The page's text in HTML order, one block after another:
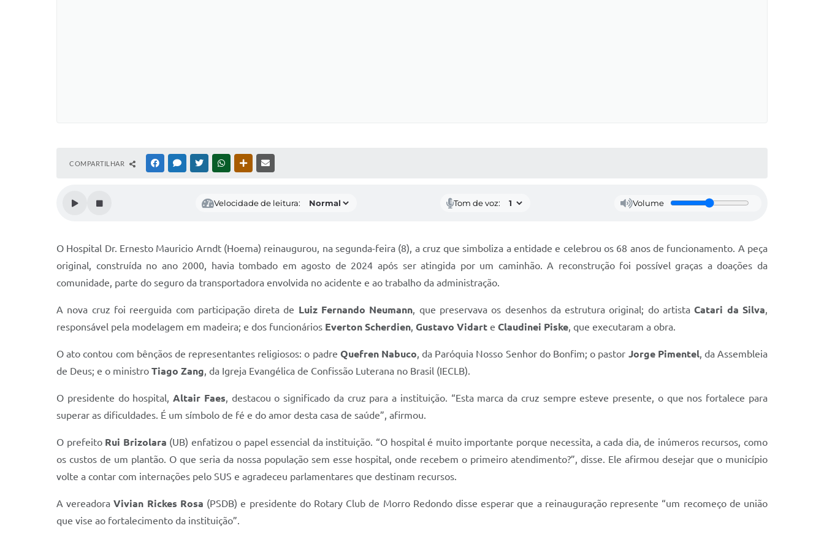
COMPARTILHAR FACEBOOKMESSENGER
TWITTERWHATSAPPOUTRAS MÍDIAS
Velocidade de leitura: Tom de voz: Volume
O Hospital Dr. Ernesto Mauricio Arndt (Hoema) reinaugurou, na segunda-feira (8), a cruz que simboliza a entidade e celebrou os 68 anos de funcionamento. A peça
original, construída no ano 2000, havia tombado em agosto de 2024 após ser atingida por um caminhão. A reconstrução foi possível graças a doações da
comunidade, parte do seguro da transportadora envolvida no acidente e ao trabalho da administração.
A nova cruz foi reerguida com participação direta de Luiz Fernando Neumann, que preservava os desenhos da estrutura original; do artistaCatari da Silva,
responsável pela modelagem em madeira; e dos funcionários Everton Scherdien, Gustavo Vidart e Claudinei Piske, que executaram a obra.
O ato contou com bênçãos de representantes religiosos: o padre Quefren Nabuco, da Paróquia Nosso Senhor do Bonfim; o pastor Jorge Pimentel, da Assembleia
de Deus; e o ministro Tiago Zang, da Igreja Evangélica de Confissão Luterana no Brasil (IECLB).
O presidente do hospital,Altair Faes, destacou o significado da cruz para a instituição. “Esta marca da cruz sempre esteve presente, o que nos fortalece para
superar as dificuldades. É um símbolo de fé e do amor desta casa de saúde”, afirmou.
O prefeito Rui Brizolara (UB) enfatizou o papel essencial da instituição. “O hospital é muito importante porque necessita, a cada dia, de inúmeros recursos, como
os custos de um plantão. O que seria da nossa população sem esse hospital, onde recebem o primeiro atendimento?”, disse. Ele afirmou desejar que o município
volte a contar com internações pelo SUS e agradeceu parlamentares que destinam recursos.
A vereadoraVivian Rickes Rosa (PSDB) e presidente do Rotary Club de Morro Redondo disse esperar que a reinauguração represente “um recomeço de união
que vise ao fortalecimento da instituição”.